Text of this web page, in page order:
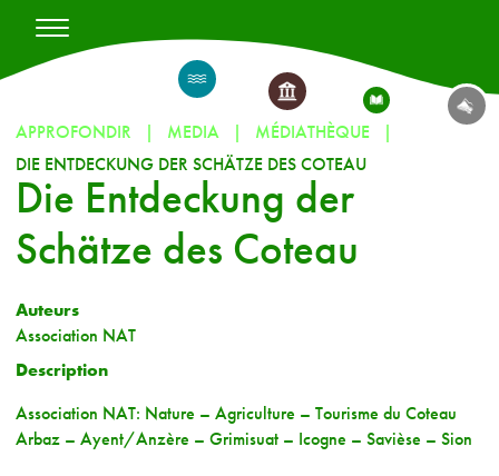
APPROFONDIR MEDIA
MÉDIATHÈQUE
DIE ENTDECKUNG DER SCHÄTZE DES COTEAU
Die Entdeckung der
Schätze des Coteau
Auteurs
Association NAT
Description
Association NAT: Nature – Agriculture – Tourisme du Coteau
Arbaz – Ayent/Anzère – Grimisuat – Icogne – Savièse – Sion